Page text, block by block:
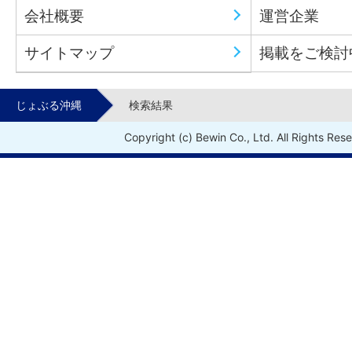
会社概要 運営企業
サイトマップ 掲載をご検
じょぶる沖縄 検索結果
Copyright (c) Bewin Co., Ltd. All Rights